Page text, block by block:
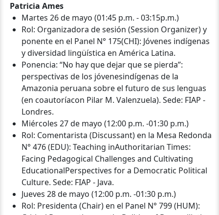
Patricia Ames
Martes 26 de mayo (01:45 p.m. - 03:15p.m.)
Rol: Organizadora de sesión (Session Organizer) y
ponente en el Panel N° 175(CHI): Jóvenes indígenas
y diversidad lingüística en América Latina.
Ponencia: “No hay que dejar que se pierda”:
perspectivas de los jóvenesindígenas de la
Amazonia peruana sobre el futuro de sus lenguas
(en coautoríacon Pilar M. Valenzuela). Sede: FIAP -
Londres.
Miércoles 27 de mayo (12:00 p.m. -01:30 p.m.)
Rol: Comentarista (Discussant) en la Mesa Redonda
N° 476 (EDU): Teaching inAuthoritarian Times:
Facing Pedagogical Challenges and Cultivating
EducationalPerspectives for a Democratic Political
Culture. Sede: FIAP - Java.
Jueves 28 de mayo (12:00 p.m. -01:30 p.m.)
Rol: Presidenta (Chair) en el Panel N° 799 (HUM):